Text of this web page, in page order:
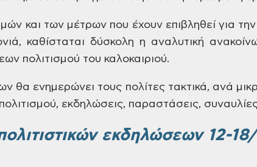
και των μέτρων που έχουν επιβληθεί για
καθίσταται δύσκολη η αναλυτική
πολιτισμού του καλοκαιριού.
θα ενημερώνει τους πολίτες τακτικά, ανά
εκδηλώσεις, παραστάσεις,
εκδηλώσεων 12-